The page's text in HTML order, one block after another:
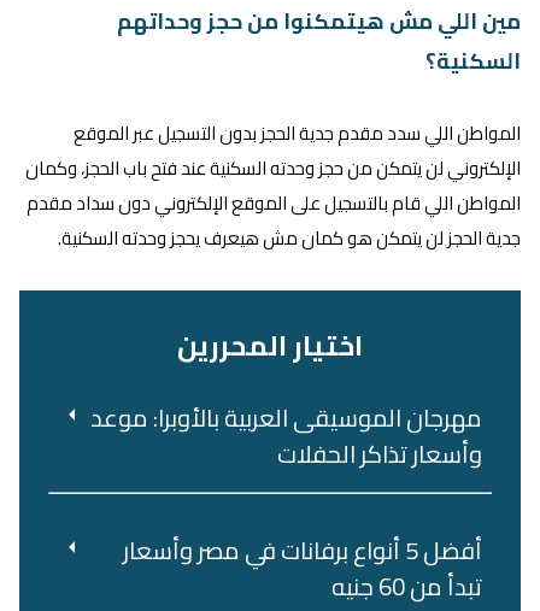
مين اللي مش هيتمكنوا من حجز وحداتهم
السكنية؟
المواطن اللي سدد مقدم جدية الحجز بدون التسجيل عبر الموقع
الإلكتروني لن يتمكن من حجز وحدته السكنية عند فتح باب الحجز، وكمان
المواطن اللي قام بالتسجيل على الموقع الإلكتروني دون سداد مقدم
جدية الحجز لن يتمكن هو كمان مش هيعرف يحجز وحدته السكنية.
اختيار المحررين
مهرجان الموسيقى العربية بالأوبرا: موعد
وأسعار تذاكر الحفلات
أفضل 5 أنواع برفانات في مصر وأسعار
تبدأ من 60 جنيه